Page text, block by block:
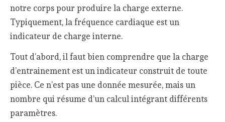
notre corps pour produire la charge externe.
Typiquement, la fréquence cardiaque est un
indicateur de charge interne.
Tout d’abord, il faut bien comprendre que la charge
d’entrainement est un indicateur construit de toute
pièce. Ce n’est pas une donnée mesurée, mais un
nombre qui résume d’un calcul intégrant différents
paramètres.